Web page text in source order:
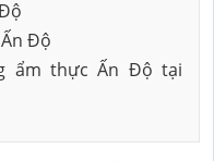
Độ
ẩm thực Ấn Độ tại